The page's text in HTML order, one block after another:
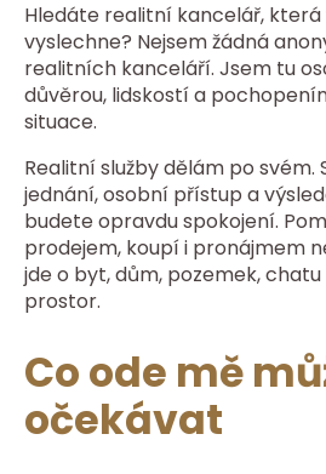
Hledáte realitní kancelář,
vyslechne? Nejsem žádná
realitních kanceláří. Jsem tu
důvěrou, lidskostí a
situace.
Realitní služby dělám po svém.
jednání, osobní přístup a
budete opravdu spokojení.
prodejem, koupí i pronájmem
jde o byt, dům, pozemek,
prostor.
Co ode mě
očekávat